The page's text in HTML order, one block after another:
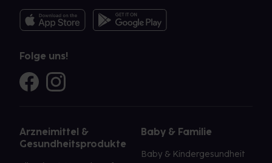
Folge uns!
Arzneimittel &
Gesundheitsprodukte
Baby & Familie
Baby & Kindergesundheit